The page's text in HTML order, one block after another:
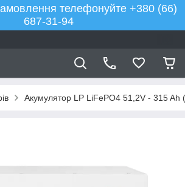
телефонуйте +380 (66)
687-31-94
Акумулятор LP LiFePO4 51,2V - 315